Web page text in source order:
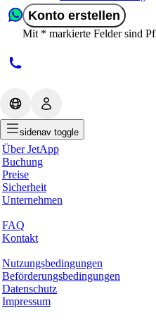
sidenav toggle
Konto erstellen
Mit * markierte Felder sind
Warum JetApp
Über JetApp
Buchung
Preise
Sicherheit
Unternehmen
FAQ
Kontakt
Nutzungsbedingungen
Beförderungsbedingungen
Datenschutz
Impressum